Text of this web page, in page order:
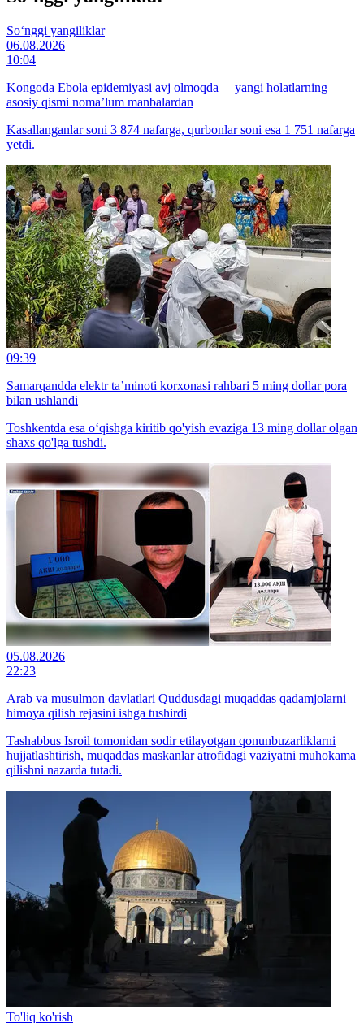
So‘nggi yangiliklar
06.08.2026
10:04
Kongoda Ebola epidemiyasi avj olmoqda —yangi holatlarning
asosiy qismi noma’lum manbalardan
Kasallanganlar soni 3 874 nafarga, qurbonlar soni esa 1 751 nafarga
yetdi.
09:39
Samarqandda elektr ta’minoti korxonasi rahbari 5 ming dollar pora
bilan ushlandi
Toshkentda esa o‘qishga kiritib qo'yish evaziga 13 ming dollar olgan
shaxs qo'lga tushdi.
05.08.2026
22:23
Arab va musulmon davlatlari Quddusdagi muqaddas qadamjolarni
himoya qilish rejasini ishga tushirdi
Tashabbus Isroil tomonidan sodir etilayotgan qonunbuzarliklarni
hujjatlashtirish, muqaddas maskanlar atrofidagi vaziyatni muhokama
qilishni nazarda tutadi.
To'liq ko'rish